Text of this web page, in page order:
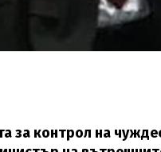
за контрол на